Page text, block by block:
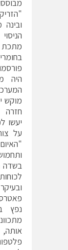
היה
מוקש
חזרה
יעשו
על
בשדה
נפץ